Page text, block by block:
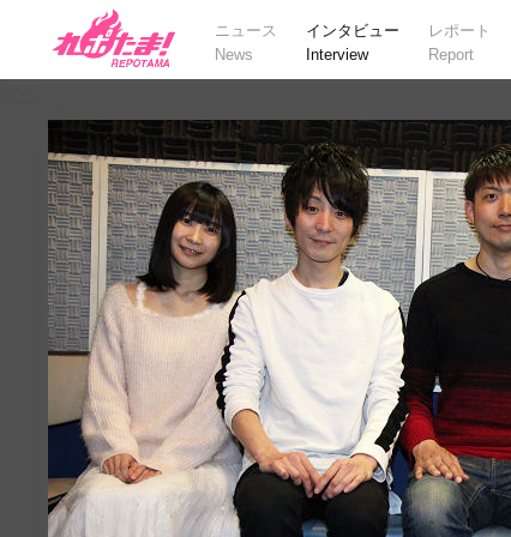
ニュース
News
インタビュー
Interview
レポート
Report